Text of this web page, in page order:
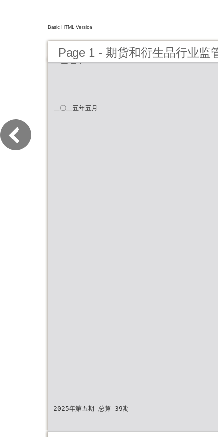
Basic HTML Version
Page 1 - 期货和衍生品行业监
月刊）
二〇二五年五月
2025年第五期 总第 39期